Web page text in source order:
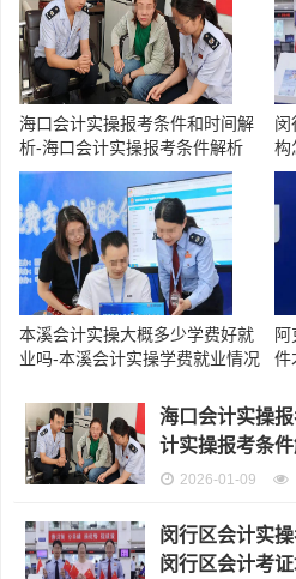
海口会计实操报考条件和时间解
析-海口会计实操报考条件解析
闵
构
构
本溪会计实操大概多少学费好就
业吗-本溪会计实操学费就业情况
件
海口会计实操
计实操报考条
2026-01-09
闵行区会计实
闵行区会计考